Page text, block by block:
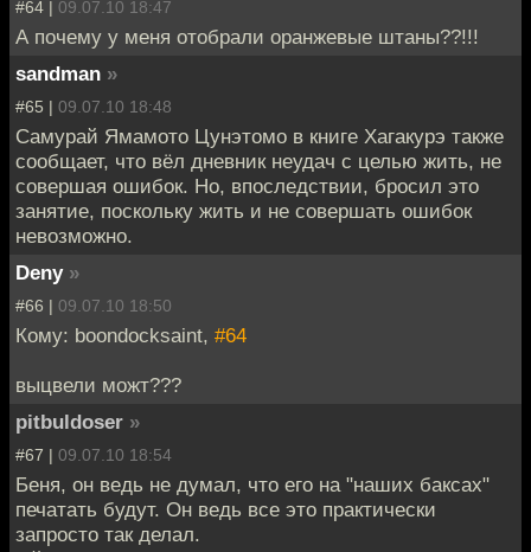
#64 | 09.07.10 18:47
А почему у меня отобрали оранжевые штаны??!!!
sandman »
#65 | 09.07.10 18:48
Самурай Ямамото Цунэтомо в книге Хагакурэ также
сообщает, что вёл дневник неудач с целью жить, не
совершая ошибок. Но, впоследствии, бросил это
занятие, поскольку жить и не совершать ошибок
невозможно.
Deny »
#66 | 09.07.10 18:50
Кому: boondocksaint, #64
выцвели можт???
pitbuldoser »
#67 | 09.07.10 18:54
Беня, он ведь не думал, что его на "наших баксах"
печатать будут. Он ведь все это практически
запросто так делал.